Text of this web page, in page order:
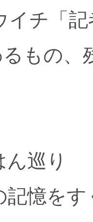
イチ「
もの、
ん巡り
憶をす